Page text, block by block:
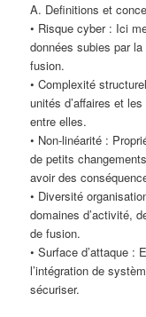
A. Definitions et
• Risque cyber : Ici
données subies par
fusion.
• Complexité
unités d’affaires et
entre elles.
• Non-linéarité :
de petits
avoir des
• Diversité
domaines d’activité,
de fusion.
• Surface d’attaque :
l’intégration de
sécuriser.